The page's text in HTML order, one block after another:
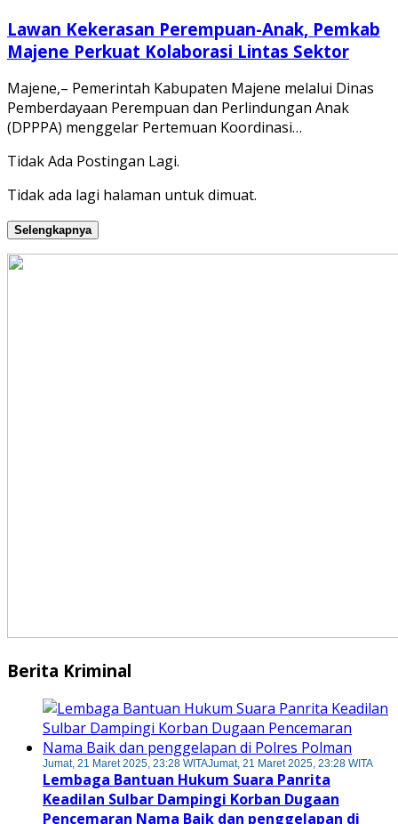
Lawan Kekerasan Perempuan-Anak, Pemkab
Majene Perkuat Kolaborasi Lintas Sektor
Majene,– Pemerintah Kabupaten Majene melalui Dinas
Pemberdayaan Perempuan dan Perlindungan Anak
(DPPPA) menggelar Pertemuan Koordinasi…
Tidak Ada Postingan Lagi.
Tidak ada lagi halaman untuk dimuat.
Selengkapnya
Berita Kriminal
Jumat, 21 Maret 2025, 23:28 WITAJumat, 21 Maret 2025, 23:28 WITA
Lembaga Bantuan Hukum Suara Panrita
Keadilan Sulbar Dampingi Korban Dugaan
Pencemaran Nama Baik dan penggelapan di